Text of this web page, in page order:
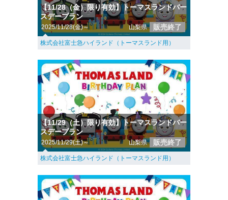
【11/28（金）限り有効】トーマスランドバー
スデープラン
2025/11/28(金)～ 山梨県 販売終了
株式会社富士急ハイランド（トーマスランド用）
【11/29（土）限り有効】トーマスランドバー
スデープラン
2025/11/29(土)～ 山梨県 販売終了
株式会社富士急ハイランド（トーマスランド用）